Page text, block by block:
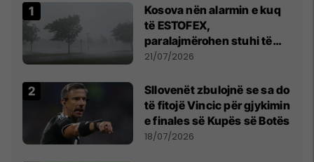
Kosova nën alarmin e kuq
të ESTOFEX,
paralajmërohen stuhi të
fuqishme me breshër dhe
21/07/2026
Sllovenët zbulojnë se sa do
të fitojë Vincic për gjykimin
e finales së Kupës së Botës
18/07/2026